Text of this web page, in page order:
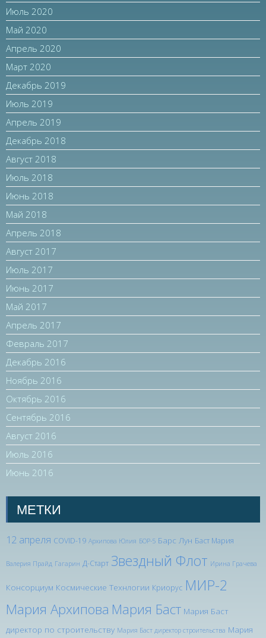
Июль 2020
Май 2020
Апрель 2020
Март 2020
Декабрь 2019
Июль 2019
Апрель 2019
Декабрь 2018
Август 2018
Июль 2018
Июнь 2018
Май 2018
Апрель 2018
Август 2017
Июль 2017
Июнь 2017
Май 2017
Апрель 2017
Февраль 2017
Декабрь 2016
Ноябрь 2016
Октябрь 2016
Сентябрь 2016
Август 2016
Июль 2016
Июнь 2016
МЕТКИ
12 апреля COVID-19 Архипова Юлия БОР-5 Барс Лун Баст Мария
Валерия Прайд Гагарин Д-Старт Звездный Флот Ирина Грачева
Консорциум Космические Технлогии Криорус МИР-2
Мария Архипова Мария Баст Мария Баст
директор по строительству Мария Баст директор строительства Мария